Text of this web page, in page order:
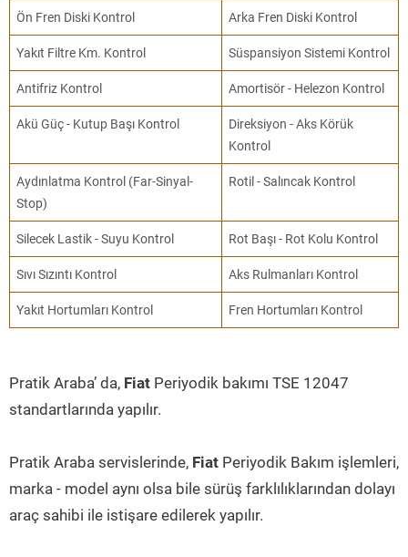
Ön Fren Diski Kontrol Arka Fren Diski Kontrol
Yakıt Filtre Km. Kontrol Süspansiyon Sistemi Kontrol
Antifriz Kontrol Amortisör - Helezon Kontrol
Akü Güç - Kutup Başı Kontrol
Direksiyon - Aks Körük
Kontrol
Aydınlatma Kontrol (Far-Sinyal-
Stop)
Rotil - Salıncak Kontrol
Silecek Lastik - Suyu Kontrol Rot Başı - Rot Kolu Kontrol
Sıvı Sızıntı Kontrol Aks Rulmanları Kontrol
Yakıt Hortumları Kontrol Fren Hortumları Kontrol
Pratik Araba’ da, Fiat Periyodik bakımı TSE 12047
standartlarında yapılır.
Pratik Araba servislerinde, Fiat Periyodik Bakım işlemleri,
marka - model aynı olsa bile sürüş farklılıklarından dolayı
araç sahibi ile istişare edilerek yapılır.